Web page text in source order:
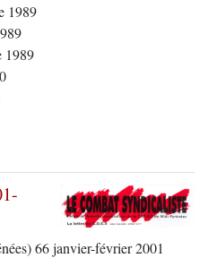
1989
1989
66 janvier-février 2001